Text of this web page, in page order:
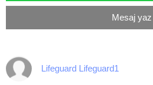
Mesaj yaz
Lifeguard Lifeguard1